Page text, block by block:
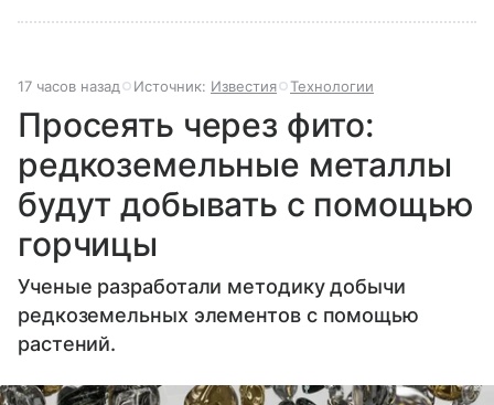
17 часов назад Источник: Известия Технологии
Просеять через фито:
редкоземельные металлы
будут добывать с помощью
горчицы
Ученые разработали методику добычи
редкоземельных элементов с помощью
растений.